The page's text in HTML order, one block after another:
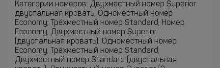
Категории номеров: Двухместный номер Superior
двуспальная кровать, Одноместный номер
Economy, Трёхместный номер Standard, Номер
Economy, Двухместный номер Superior
(двуспальная кровать), Одноместный номер
Economy, Трёхместный номер Standard,
Двухместный номер Standard (двуспальная